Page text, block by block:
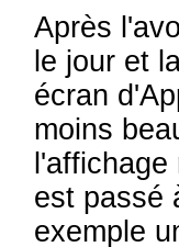
Après
le jour et
écran
moins
est passé
exemple